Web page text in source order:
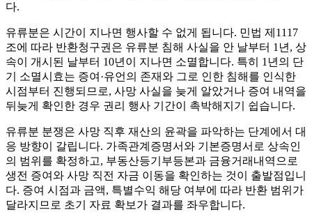
다.
유류분은 시간이 지나면 행사할 수 없게 됩니다. 민법 제1117
조에 따라 반환청구권은 유류분 침해 사실을 안 날부터 1년, 상
속이 개시된 날부터 10년이 지나면 소멸합니다. 특히 1년의 단
기 소멸시효는 증여·유언의 존재와 그로 인한 침해를 인식한
시점부터 진행되므로, 사망 사실을 늦게 알았거나 증여 내역을
뒤늦게 확인한 경우 권리 행사 기간이 촉박해지기 쉽습니다.
유류분 분쟁은 사망 직후 재산의 윤곽을 파악하는 단계에서 대
응 방향이 갈립니다. 가족관계증명서와 기본증명서로 상속인
의 범위를 확정하고, 부동산등기부등본과 금융거래내역으로
생전 증여와 사망 직전 자금 이동을 확인하는 것이 출발점입니
다. 증여 시점과 금액, 특별수익 해당 여부에 따라 반환 범위가
달라지므로 초기 자료 확보가 결과를 좌우합니다.